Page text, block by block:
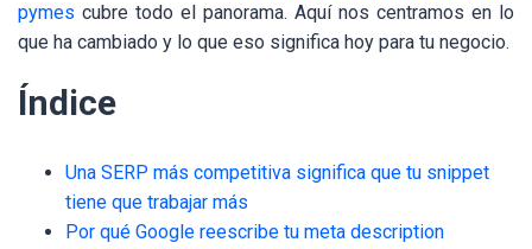
pymes cubre todo el panorama. Aquí nos centramos en lo
que ha cambiado y lo que eso significa hoy para tu negocio.
Índice
Una SERP más competitiva significa que tu snippet
tiene que trabajar más
Por qué Google reescribe tu meta description